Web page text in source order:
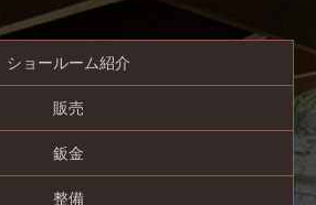
ショールーム紹介
販売
鈑金
整備